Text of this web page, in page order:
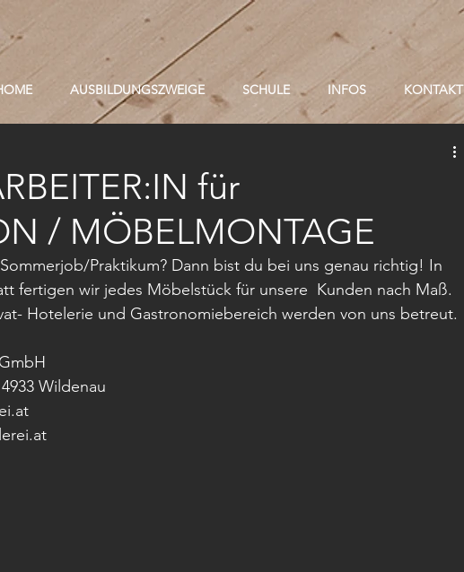
AUSBILDUNGSZWEIGE SCHULE INFOS KONTAKT
für
/ MÖBELMONTAGE
Praktikum? Dann bist du bei uns genau richtig! In
fertigen wir jedes Möbelstück für unsere  Kunden nach Maß.
Hotelerie und Gastronomiebereich werden von uns betreut.
Wildenau